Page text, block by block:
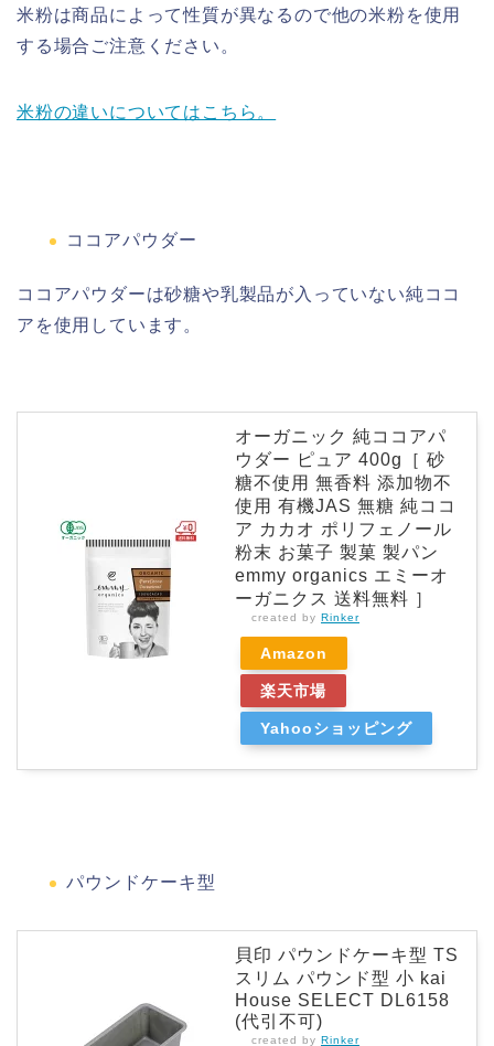
米粉は商品によって性質が異なるので他の米粉を使用
する場合ご注意ください。
米粉の違いについてはこちら。
ココアパウダー
ココアパウダーは砂糖や乳製品が入っていない純ココ
アを使用しています。
オーガニック 純ココアパ
ウダー ピュア 400g［ 砂
糖不使用 無香料 添加物不
使用 有機JAS 無糖 純ココ
ア カカオ ポリフェノール
粉末 お菓子 製菓 製パン
emmy organics エミーオ
ーガニクス 送料無料 ］
created by Rinker
Amazon
楽天市場
Yahooショッピング
パウンドケーキ型
貝印 パウンドケーキ型 TS
スリム パウンド型 小 kai
House SELECT DL6158
(代引不可)
created by Rinker